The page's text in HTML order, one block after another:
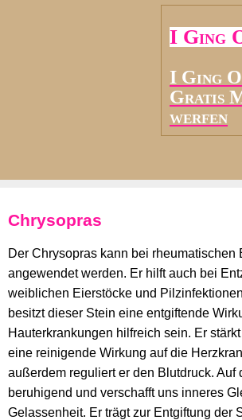
I Ging
I Ging
Gratis
werfen
Chrysopras
Der Chrysopras kann bei rheumatischen
angewendet werden. Er hilft auch bei
weiblichen Eierstöcke und
besitzt dieser Stein eine entgiftende
Hauterkrankungen hilfreich sein. Er
eine reinigende Wirkung auf die
außerdem reguliert er den Blutdruck. Auf
beruhigend und verschafft uns inneres
Gelassenheit. Er trägt zur Entgiftung der